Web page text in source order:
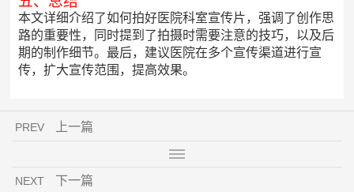
本文详细介绍了如何拍好医院科室宣传片，强调了创作思
路的重要性，同时提到了拍摄时需要注意的技巧，以及后
期的制作细节。最后，建议医院在多个宣传渠道进行宣
传，扩大宣传范围，提高效果。
PREV 上一篇
NEXT 下一篇